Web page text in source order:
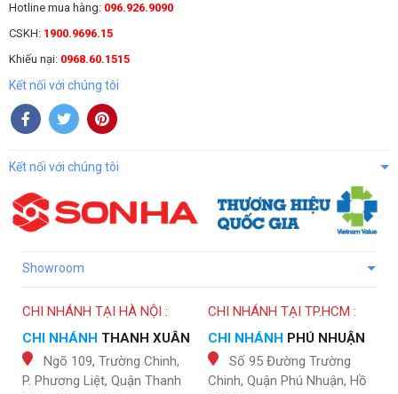
Hotline mua hàng: 096.926.9090
CSKH: 1900.9696.15
Khiếu nại: 0968.60.1515
Kết nối với chúng tôi
Kết nối với chúng tôi
Showroom
CHI NHÁNH TẠI HÀ NỘI :
CHI NHÁNH THANH XUÂN
Ngõ 109, Trường Chinh,
P. Phương Liệt, Quận Thanh
CHI NHÁNH TẠI TP.HCM :
CHI NHÁNH PHÚ NHUẬN
Số 95 Đường Trường
Chinh, Quận Phú Nhuận, Hồ